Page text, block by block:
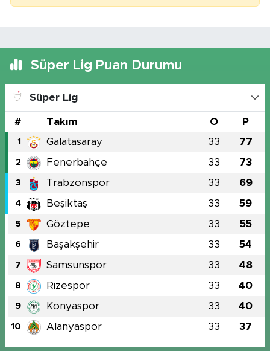
Süper Lig Puan Durumu
Süper Lig
# Takım O P
1 Galatasaray 33 77
2 Fenerbahçe 33 73
3 Trabzonspor 33 69
4 Beşiktaş 33 59
5 Göztepe 33 55
6 Başakşehir 33 54
7 Samsunspor 33 48
8 Rizespor 33 40
9 Konyaspor 33 40
10 Alanyaspor 33 37